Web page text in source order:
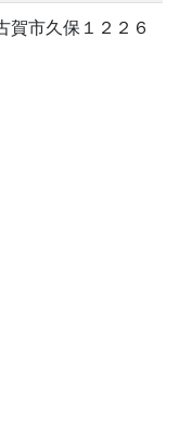
賀市久保１２２６